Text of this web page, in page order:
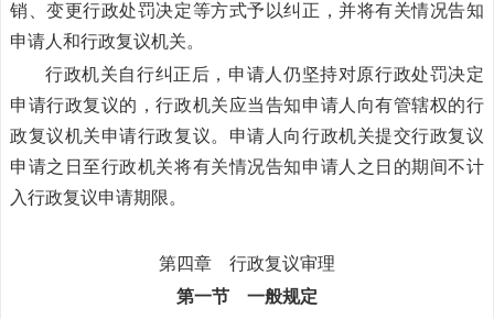
销、变更行政处罚决定等方式予以纠正，并将有关情况告知
申请人和行政复议机关。
行政机关自行纠正后，申请人仍坚持对原行政处罚决定
申请行政复议的，行政机关应当告知申请人向有管辖权的行
政复议机关申请行政复议。申请人向行政机关提交行政复议
申请之日至行政机关将有关情况告知申请人之日的期间不计
入行政复议申请期限。
第四章 行政复议审理
第一节 一般规定